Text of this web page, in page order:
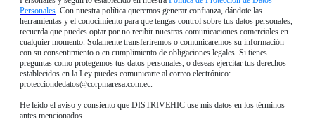
Personales. Con nuestra política queremos generar confianza, dándote las
herramientas y el conocimiento para que tengas control sobre tus datos personales,
recuerda que puedes optar por no recibir nuestras comunicaciones comerciales en
cualquier momento. Solamente transferiremos o comunicaremos su información
con su consentimiento o en cumplimiento de obligaciones legales. Si tienes
preguntas como protegemos tus datos personales, o deseas ejercitar tus derechos
establecidos en la Ley puedes comunicarte al correo electrónico:
protecciondedatos@corpmaresa.com.ec.
He leído el aviso y consiento que DISTRIVEHIC use mis datos en los términos
antes mencionados.